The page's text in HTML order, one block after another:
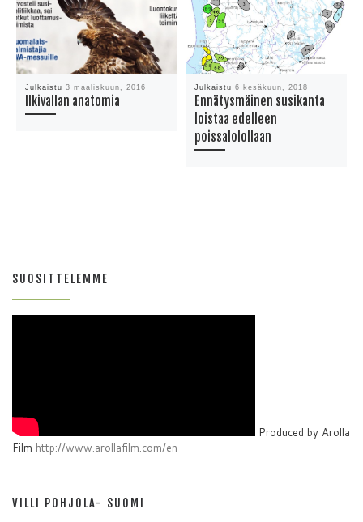
Julkaistu 3 maaliskuun, 2016
Ilkivallan anatomia
Julkaistu 6 kesäkuun, 2018
Ennätysmäinen susikanta
loistaa edelleen
poissalolollaan
SUOSITTELEMME
Produced by Arolla
Film http://www.arollafilm.com/en
VILLI POHJOLA- SUOMI